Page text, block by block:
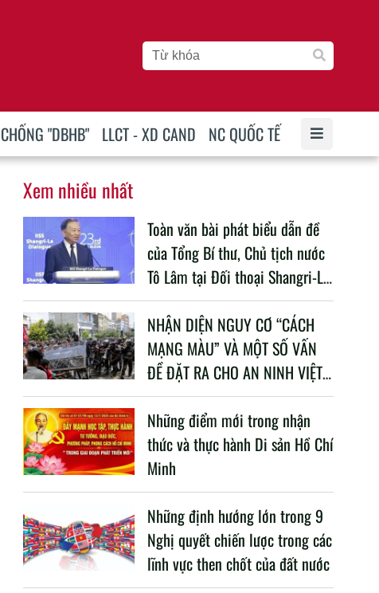
CHỐNG "DBHB" LLCT - XD CAND NC QUỐC TẾ
Xem nhiều nhất
Toàn văn bài phát biểu dẫn đề
của Tổng Bí thư, Chủ tịch nước
Tô Lâm tại Đối thoại Shangri-La
lần thứ 23
NHẬN DIỆN NGUY CƠ “CÁCH
MẠNG MÀU” VÀ MỘT SỐ VẤN
ĐỀ ĐẶT RA CHO AN NINH VIỆT
NAM TRONG BỐI CẢNH HIỆN
NAY
Những điểm mới trong nhận
thức và thực hành Di sản Hồ Chí
Minh
Những định hướng lớn trong 9
Nghị quyết chiến lược trong các
lĩnh vực then chốt của đất nước